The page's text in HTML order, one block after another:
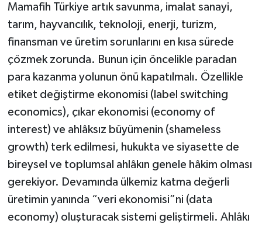
Mamafih Türkiye artık savunma, imalat sanayi,
tarım, hayvancılık, teknoloji, enerji, turizm,
finansman ve üretim sorunlarını en kısa sürede
çözmek zorunda. Bunun için öncelikle paradan
para kazanma yolunun önü kapatılmalı. Özellikle
etiket değiştirme ekonomisi (label switching
economics), çıkar ekonomisi (economy of
interest) ve ahlâksız büyümenin (shameless
growth) terk edilmesi, hukukta ve siyasette de
bireysel ve toplumsal ahlâkın genele hâkim olması
gerekiyor. Devamında ülkemiz katma değerli
üretimin yanında “veri ekonomisi”ni (data
economy) oluşturacak sistemi geliştirmeli. Ahlâkı